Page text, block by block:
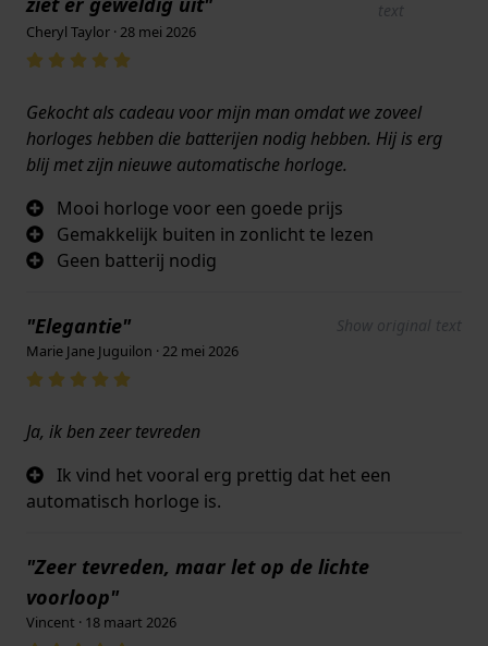
text
Cheryl Taylor · 28 mei 2026
Gekocht als cadeau voor mijn man omdat we zoveel
horloges hebben die batterijen nodig hebben. Hij is erg
blij met zijn nieuwe automatische horloge.
Mooi horloge voor een goede prijs
Gemakkelijk buiten in zonlicht te lezen
Geen batterij nodig
"Elegantie" Show original text
Marie Jane Juguilon · 22 mei 2026
Ja, ik ben zeer tevreden
Ik vind het vooral erg prettig dat het een
automatisch horloge is.
"Zeer tevreden, maar let op de lichte
voorloop"
Vincent · 18 maart 2026